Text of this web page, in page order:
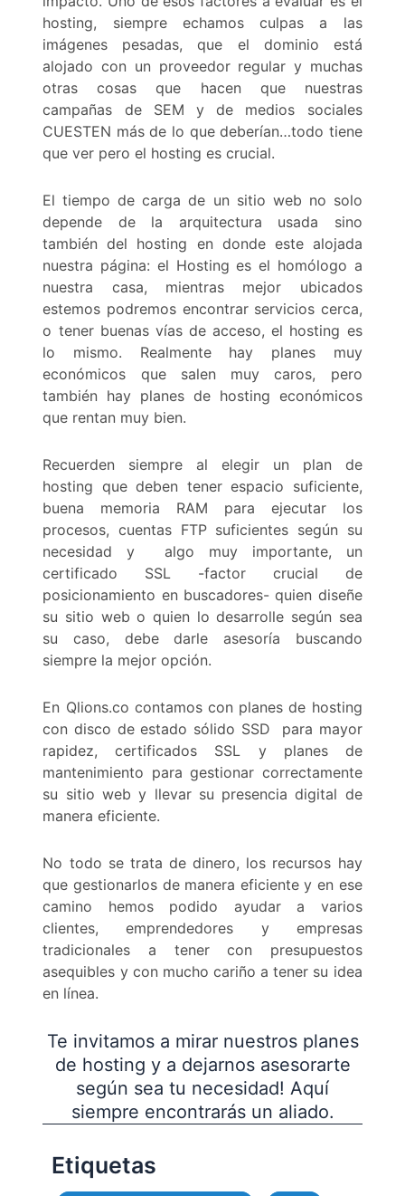
hosting, siempre echamos culpas a las
imágenes pesadas, que el dominio está
alojado con un proveedor regular y muchas
otras cosas que hacen que nuestras
campañas de SEM y de medios sociales
CUESTEN más de lo que deberían…todo tiene
que ver pero el hosting es crucial.
El tiempo de carga de un sitio web no solo
depende de la arquitectura usada sino
también del hosting en donde este alojada
nuestra página: el Hosting es el homólogo a
nuestra casa, mientras mejor ubicados
estemos podremos encontrar servicios cerca,
o tener buenas vías de acceso, el hosting es
lo mismo. Realmente hay planes muy
económicos que salen muy caros, pero
también hay planes de hosting económicos
que rentan muy bien.
Recuerden siempre al elegir un plan de
hosting que deben tener espacio suficiente,
buena memoria RAM para ejecutar los
procesos, cuentas FTP suficientes según su
necesidad y algo muy importante, un
certificado SSL -factor crucial de
posicionamiento en buscadores- quien diseñe
su sitio web o quien lo desarrolle según sea
su caso, debe darle asesoría buscando
siempre la mejor opción.
En Qlions.co contamos con planes de hosting
con disco de estado sólido SSD para mayor
rapidez, certificados SSL y planes de
mantenimiento para gestionar correctamente
su sitio web y llevar su presencia digital de
manera eficiente.
No todo se trata de dinero, los recursos hay
que gestionarlos de manera eficiente y en ese
camino hemos podido ayudar a varios
clientes, emprendedores y empresas
tradicionales a tener con presupuestos
asequibles y con mucho cariño a tener su idea
en línea.
Te invitamos a mirar nuestros planes
de hosting y a dejarnos asesorarte
según sea tu necesidad! Aquí
siempre encontrarás un aliado.
Etiquetas